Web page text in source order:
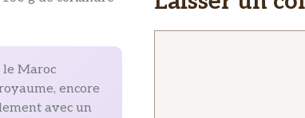
Maroc
encore
avec un